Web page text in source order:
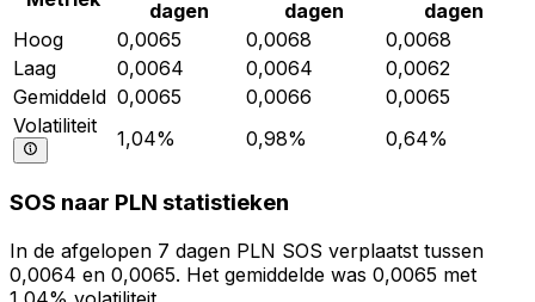
dagen
dagen
dagen
Hoog
0,0065 0,0068
0,0068
Laag
0,0064 0,0064
0,0062
Gemiddeld 0,0065 0,0066
0,0065
Volatiliteit
1,04% 0,98% 0,64%
SOS naar PLN statistieken
In de afgelopen 7 dagen PLN SOS verplaatst tussen
0,0064 en 0,0065. Het gemiddelde was 0,0065 met